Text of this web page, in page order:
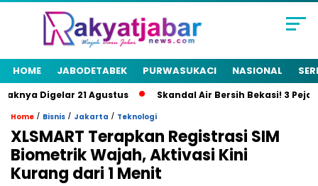
HOME JABODETABEK PURWASUKACI NASIONAL
Digelar 21 Agustus Skandal Air Bersih Bekasi! 3 Pejabat
Home / Bisnis / Jakarta / Teknologi
XLSMART Terapkan Registrasi SIM
Biometrik Wajah, Aktivasi Kini
Kurang dari 1 Menit